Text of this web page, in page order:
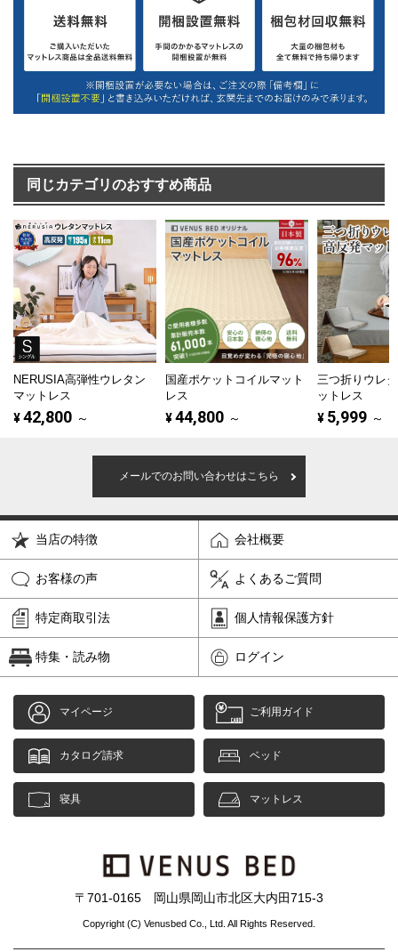
同じカテゴリのおすすめ商品
NERUSIA高弾性ウレタン
マットレス
¥42,800 ～
国産ポケットコイルマット
レス
¥44,800 ～
三つ折りウレ
ットレス
¥ 5,999 ～
メールでのお問い合わせはこちら
当店の特徴 会社概要
お客様の声 よくあるご質問
特定商取引法 個人情報保護方針
特集・読み物 ログイン
マイページ ご利用ガイド
カタログ請求 ベッド
寝具 マットレス
〒701-0165 岡山県岡山市北区大内田715-3
Copyright (C) Venusbed Co., Ltd. All Rights Reserved.